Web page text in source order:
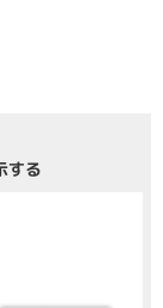
する